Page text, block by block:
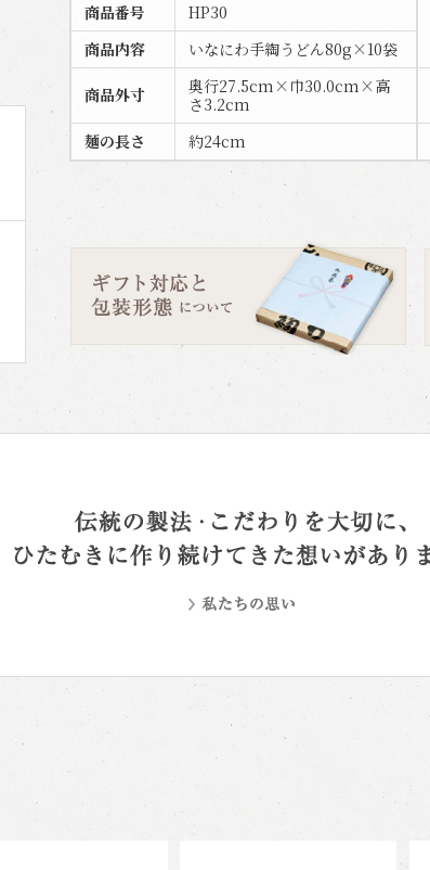
商品番号
HP30
商品内容 いなにわ手綯うどん80g×10袋
商品外寸
奥行27.5cm×巾30.0cm×高
さ3.2cm
麺の長さ
約24cm